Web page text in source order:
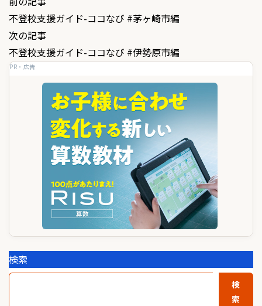
稿
ナ
ビ
不登校支援ガイド-ココなび #茅ヶ崎市編
次の記事
不登校支援ガイド-ココなび #伊勢原市編
PR・広告
検索
検
索